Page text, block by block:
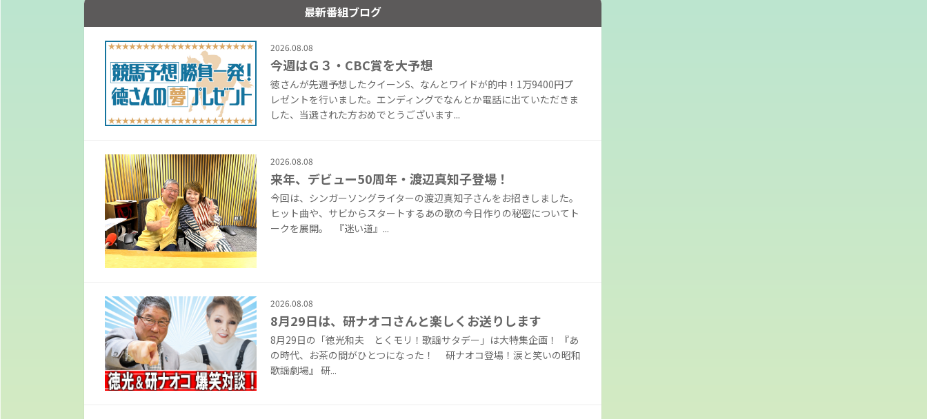
最新番組ブログ
2026.08.08
今週はＧ３・CBC賞を大予想
徳さんが先週予想したクイーンS、なんとワイドが的中！1万9400円プ
レゼントを行いました。エンディングでなんとか電話に出ていただきま
した、当選された方おめでとうございます...
2026.08.08
来年、デビュー50周年・渡辺真知子登場！
今回は、シンガーソングライターの渡辺真知子さんをお招きしました。
ヒット曲や、サビからスタートするあの歌の今日作りの秘密についてト
ークを展開。 『迷い道』...
2026.08.08
8月29日は、研ナオコさんと楽しくお送りします
8月29日の「徳光和夫 とくモリ！歌謡サタデー」は大特集企画！ 『あ
の時代、お茶の間がひとつになった！ 研ナオコ登場！涙と笑いの昭和
歌謡劇場』 研...